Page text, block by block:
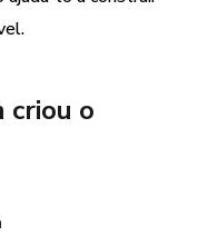
ganho muscular é o
e saudável. Não
em seus objetivos
criou o